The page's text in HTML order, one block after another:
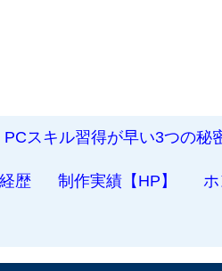
PCスキル習得が早い3つの秘
歴 制作実績【HP】 ホ